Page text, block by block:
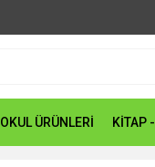
OKUL ÜRÜNLERİ KİTAP